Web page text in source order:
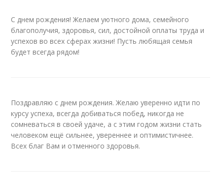
С днем рождения! Желаем уютного дома, семейного
благополучия, здоровья, сил, достойной оплаты труда и
успехов во всех сферах жизни! Пусть любящая семья
будет всегда рядом!
Поздравляю с днем рождения. Желаю уверенно идти по
курсу успеха, всегда добиваться побед, никогда не
сомневаться в своей удаче, а с этим годом жизни стать
человеком ещё сильнее, увереннее и оптимистичнее.
Всех благ Вам и отменного здоровья.